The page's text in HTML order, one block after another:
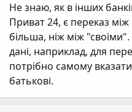
Не знаю, як в інших
Приват 24, є переказ
більша, ніж між "своіми".
дані, наприклад, для
потрібно самому
батькові.